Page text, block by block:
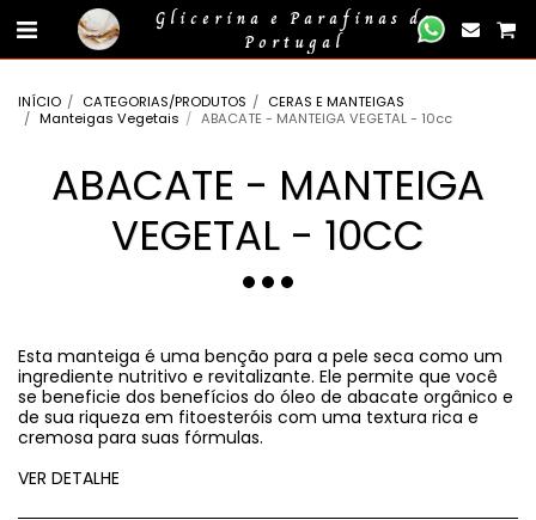
gtag('event', 'compra_finalizada', { //});
Glicerina e Parafinas de
Portugal
INÍCIO CATEGORIAS/PRODUTOS
CERAS E MANTEIGAS
Manteigas Vegetais
ABACATE - MANTEIGA VEGETAL - 10cc
ABACATE - MANTEIGA
VEGETAL - 10CC
Esta manteiga é uma benção para a pele seca como um
ingrediente nutritivo e revitalizante. Ele permite que você
se beneficie dos benefícios do óleo de abacate orgânico e
de sua riqueza em fitoesteróis com uma textura rica e
cremosa para suas fórmulas.
VER DETALHE